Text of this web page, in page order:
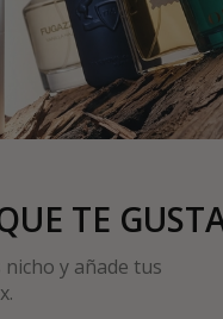
TE
y añade tus